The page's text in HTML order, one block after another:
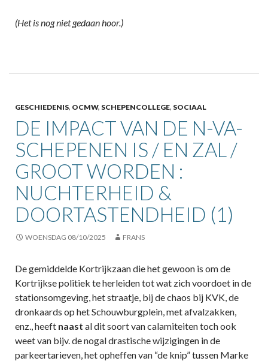
(Het is nog niet gedaan hoor.)
GESCHIEDENIS, OCMW, SCHEPENCOLLEGE, SOCIAAL
DE IMPACT VAN DE N-VA-
SCHEPENEN IS / EN ZAL /
GROOT WORDEN :
NUCHTERHEID &
DOORTASTENDHEID (1)
WOENSDAG 08/10/2025 FRANS
De gemiddelde Kortrijkzaan die het gewoon is om de
Kortrijkse politiek te herleiden tot wat zich voordoet in de
stationsomgeving, het straatje, bij de chaos bij KVK, de
dronkaards op het Schouwburgplein, met afvalzakken,
enz., heeft naast al dit soort van calamiteiten toch ook
weet van bijv. de nogal drastische wijzigingen in de
parkeertarieven, het opheffen van “de knip” tussen Marke